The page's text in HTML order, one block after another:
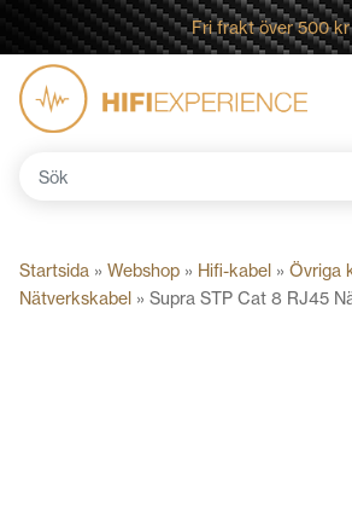
Fri frakt över 500 kr
Startsida » Webshop » Hifi-kabel » Övriga
Nätverkskabel » Supra STP Cat 8 RJ45